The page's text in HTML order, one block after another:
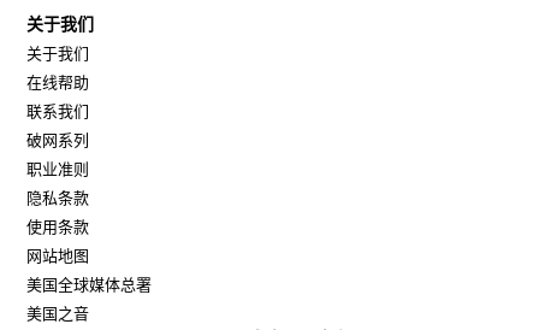
关于我们
关于我们
在线帮助
联系我们
破网系列
职业准则
隐私条款
使用条款
网站地图
美国全球媒体总署
美国之音